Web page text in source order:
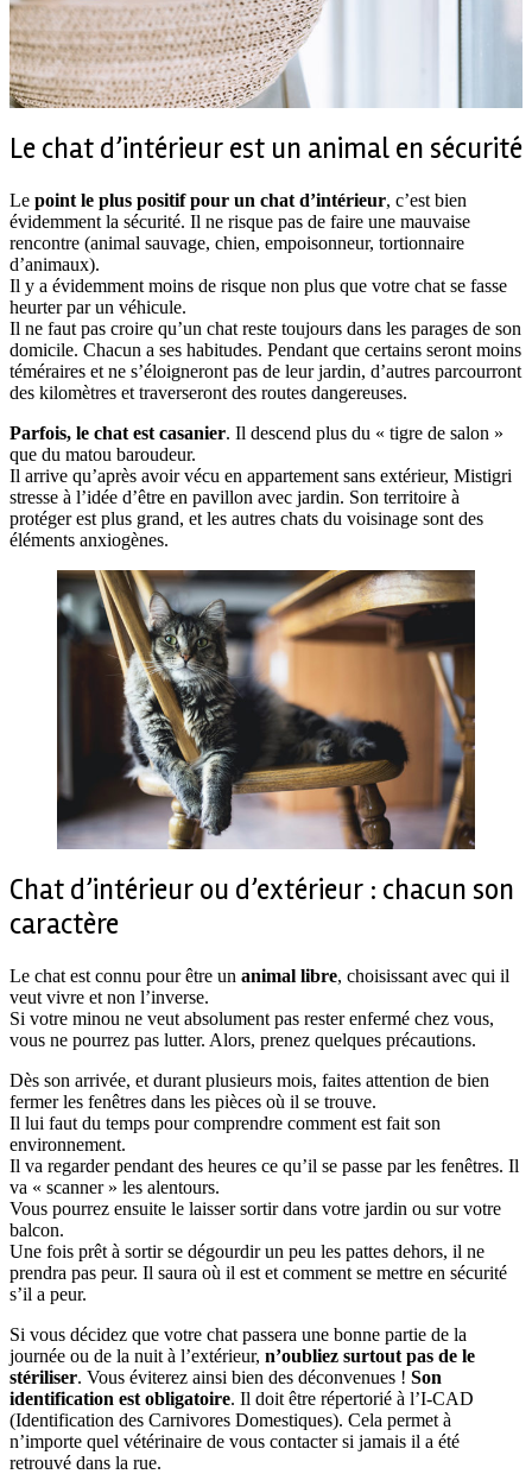
Le chat d’intérieur est un animal en sécurité
Le point le plus positif pour un chat d’intérieur, c’est bien
évidemment la sécurité. Il ne risque pas de faire une mauvaise
rencontre (animal sauvage, chien, empoisonneur, tortionnaire
d’animaux).
Il y a évidemment moins de risque non plus que votre chat se fasse
heurter par un véhicule.
Il ne faut pas croire qu’un chat reste toujours dans les parages de son
domicile. Chacun a ses habitudes. Pendant que certains seront moins
téméraires et ne s’éloigneront pas de leur jardin, d’autres parcourront
des kilomètres et traverseront des routes dangereuses.
Parfois, le chat est casanier. Il descend plus du « tigre de salon »
que du matou baroudeur.
Il arrive qu’après avoir vécu en appartement sans extérieur, Mistigri
stresse à l’idée d’être en pavillon avec jardin. Son territoire à
protéger est plus grand, et les autres chats du voisinage sont des
éléments anxiogènes.
Chat d’intérieur ou d’extérieur : chacun son
caractère
Le chat est connu pour être un animal libre, choisissant avec qui il
veut vivre et non l’inverse.
Si votre minou ne veut absolument pas rester enfermé chez vous,
vous ne pourrez pas lutter. Alors, prenez quelques précautions.
Dès son arrivée, et durant plusieurs mois, faites attention de bien
fermer les fenêtres dans les pièces où il se trouve.
Il lui faut du temps pour comprendre comment est fait son
environnement.
Il va regarder pendant des heures ce qu’il se passe par les fenêtres. Il
va « scanner » les alentours.
Vous pourrez ensuite le laisser sortir dans votre jardin ou sur votre
balcon.
Une fois prêt à sortir se dégourdir un peu les pattes dehors, il ne
prendra pas peur. Il saura où il est et comment se mettre en sécurité
s’il a peur.
Si vous décidez que votre chat passera une bonne partie de la
journée ou de la nuit à l’extérieur, n’oubliez surtout pas de le
stériliser. Vous éviterez ainsi bien des déconvenues ! Son
identification est obligatoire. Il doit être répertorié à l’I-CAD
(Identification des Carnivores Domestiques). Cela permet à
n’importe quel vétérinaire de vous contacter si jamais il a été
retrouvé dans la rue.